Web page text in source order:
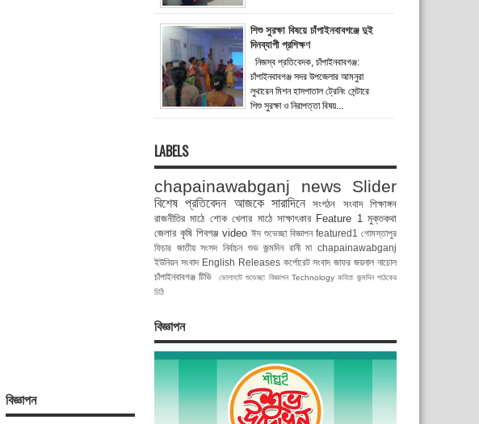
বিজ্ঞাপন
শিশু সুরক্ষা বিষয়ে চাঁপাইনবাবগঞ্জে দুই
দিনব্যাপী প্রশিক্ষণ
নিজস্ব প্রতিবেদক, চাঁপাইনবাবগঞ্জ:
চাঁপাইনবাবগঞ্জ সদর উপজেলার আমনুরা
লুথারেন মিশন হাসপাতাল ট্রেনিং সেন্টারে
শিশু সুরক্ষা ও নিরাপত্তা বিষয়...
LABELS
chapainawabganj news Slider
বিশেষ প্রতিবেদন আজকে সারাদিনে সংগঠন সংবাদ
শিক্ষাঙ্গন
রাজনীতির মাঠে শোক খেলার মাঠে সাক্ষাৎকার Feature 1 মুক্তকথা
জেলার কৃষি শিবগঞ্জ video ঈদ শুভেচ্ছা বিজ্ঞাপন featured1 গোমস্তাপুর
ফিচার জাতীয় সংসদ নির্বাচন শুভ জন্মদিন রানী মা chapainawabganj
ইউনিয়ন সংবাদ English Releases কর্পোরেট সংবাদ জাফর জয়নাল নাচোল
চাঁপাইনবাবগঞ্জ টিভি
ভোলাহাট শুভেচ্ছা বিজ্ঞাপন Technology কবিতা জন্মদিন পাঠকের
চিঠি
বিজ্ঞাপন